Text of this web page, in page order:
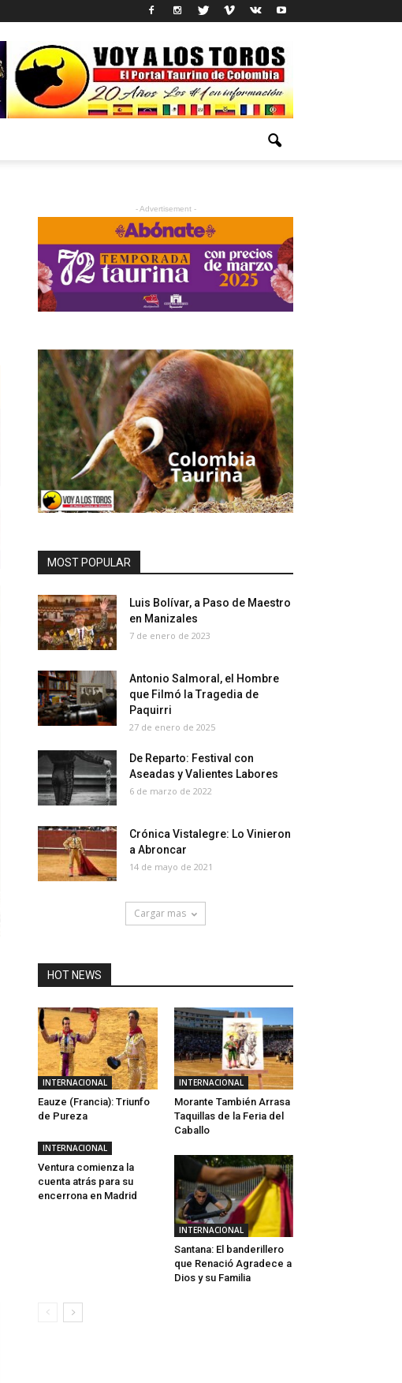
- Advertisement -
MOST POPULAR
Luis Bolívar, a Paso de Maestro
en Manizales
7 de enero de 2023
Antonio Salmoral, el Hombre
que Filmó la Tragedia de
Paquirri
27 de enero de 2025
De Reparto: Festival con
Aseadas y Valientes Labores
6 de marzo de 2022
Crónica Vistalegre: Lo Vinieron
a Abroncar
14 de mayo de 2021
Cargar mas
HOT NEWS
INTERNACIONAL
Eauze (Francia): Triunfo
de Pureza
INTERNACIONAL
Morante También Arrasa
Taquillas de la Feria del
Caballo
INTERNACIONAL
Ventura comienza la
cuenta atrás para su
encerrona en Madrid
INTERNACIONAL
Santana: El banderillero
que Renació Agradece a
Dios y su Familia